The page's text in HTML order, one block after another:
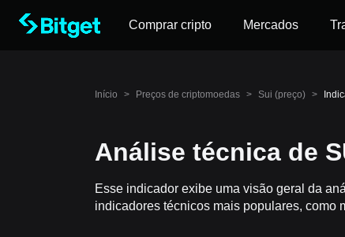
Comprar cripto Mercados
Início > Preços de criptomoedas > Sui (preço) >
Análise técnica de
Esse indicador exibe uma visão geral da
indicadores técnicos mais populares, como